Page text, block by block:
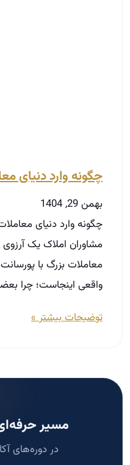
چگونه وارد دنیای
بهمن 29, 1404
چگونه وارد دنیای
مشاوران املاک یک
معاملات بزرگ با
واقعی اینجاست؛ چرا
توضیحات بیشتر »
مسیر
در دوره‌های